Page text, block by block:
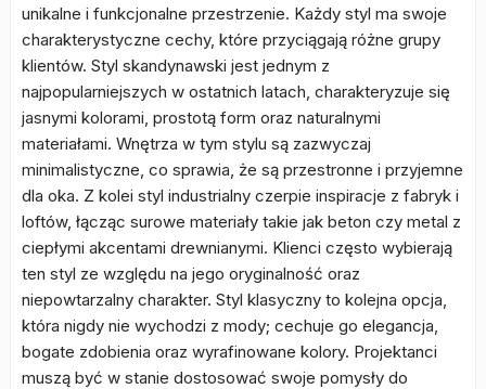
unikalne i funkcjonalne przestrzenie. Każdy styl ma swoje
charakterystyczne cechy, które przyciągają różne grupy
klientów. Styl skandynawski jest jednym z
najpopularniejszych w ostatnich latach, charakteryzuje się
jasnymi kolorami, prostotą form oraz naturalnymi
materiałami. Wnętrza w tym stylu są zazwyczaj
minimalistyczne, co sprawia, że są przestronne i przyjemne
dla oka. Z kolei styl industrialny czerpie inspiracje z fabryk i
loftów, łącząc surowe materiały takie jak beton czy metal z
ciepłymi akcentami drewnianymi. Klienci często wybierają
ten styl ze względu na jego oryginalność oraz
niepowtarzalny charakter. Styl klasyczny to kolejna opcja,
która nigdy nie wychodzi z mody; cechuje go elegancja,
bogate zdobienia oraz wyrafinowane kolory. Projektanci
muszą być w stanie dostosować swoje pomysły do